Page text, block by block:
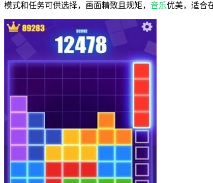
模式和任务可供选择，画面精致且规矩， 音乐优美，适合